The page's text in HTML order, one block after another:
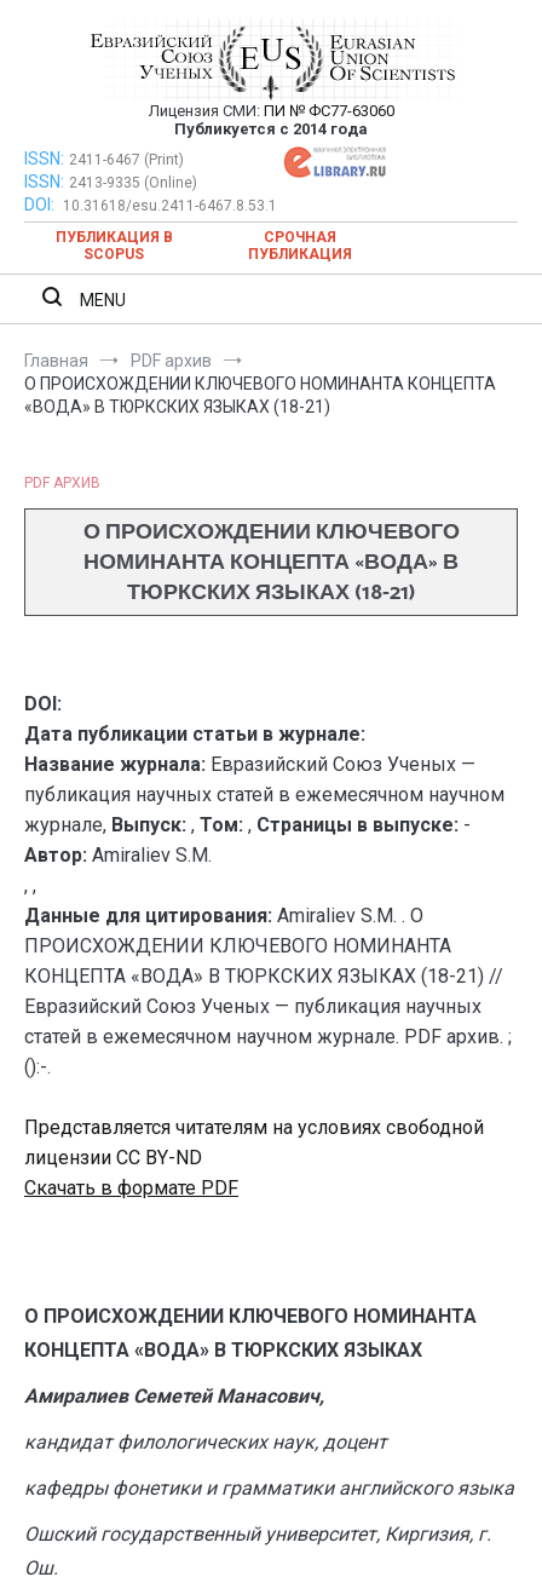
Евразийский Союз Ученых —
публикация научных статей в
ежемесячном научном журнале
Лицензия СМИ: ПИ № ФС77-63060
Публикуется с 2014 года
Евразийский Союз Ученых — публикация научных статей в
ежемесячном научном журнале
ISSN: 2411-6467 (Print)
ISSN: 2413-9335 (Online)
DOI:
10.31618/esu.2411-6467.8.53.1
ПУБЛИКАЦИЯ В
SCOPUS
СРОЧНАЯ
ПУБЛИКАЦИЯ
MENU
Главная
PDF архив
О ПРОИСХОЖДЕНИИ КЛЮЧЕВОГО НОМИНАНТА КОНЦЕПТА
«ВОДА» В ТЮРКСКИХ ЯЗЫКАХ (18-21)
PDF АРХИВ
О ПРОИСХОЖДЕНИИ КЛЮЧЕВОГО
НОМИНАНТА КОНЦЕПТА «ВОДА» В
ТЮРКСКИХ ЯЗЫКАХ (18-21)
DOI:
Дата публикации статьи в журнале:
Название журнала: Евразийский Союз Ученых —
публикация научных статей в ежемесячном научном
журнале, Выпуск: , Том: , Страницы в выпуске: -
Автор: Amiraliev S.M.
, ,
Данные для цитирования: Amiraliev S.M. . О
ПРОИСХОЖДЕНИИ КЛЮЧЕВОГО НОМИНАНТА
КОНЦЕПТА «ВОДА» В ТЮРКСКИХ ЯЗЫКАХ (18-21) //
Евразийский Союз Ученых — публикация научных
статей в ежемесячном научном журнале. PDF архив. ;
():-.
Представляется читателям на условиях свободной
лицензии CC BY-ND
Скачать в формате PDF
О ПРОИСХОЖДЕНИИ КЛЮЧЕВОГО НОМИНАНТА
КОНЦЕПТА «ВОДА» В ТЮРКСКИХ ЯЗЫКАХ
Амиралиев Семетей Манасович,
кандидат филологических наук, доцент
кафедры фонетики и грамматики английского языка
Ошский государственный университет, Киргизия, г.
Ош.